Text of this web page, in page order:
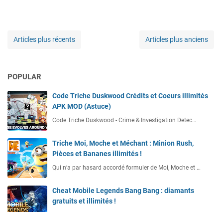
Articles plus récents Articles plus anciens
POPULAR
Code Triche Duskwood Crédits et Coeurs illimités
APK MOD (Astuce)
Code Triche Duskwood - Crime & Investigation Detec…
Triche Moi, Moche et Méchant : Minion Rush,
Pièces et Bananes illimités !
Qui n’a par hasard accordé formuler de Moi, Moche et …
Cheat Mobile Legends Bang Bang : diamants
gratuits et illimités !